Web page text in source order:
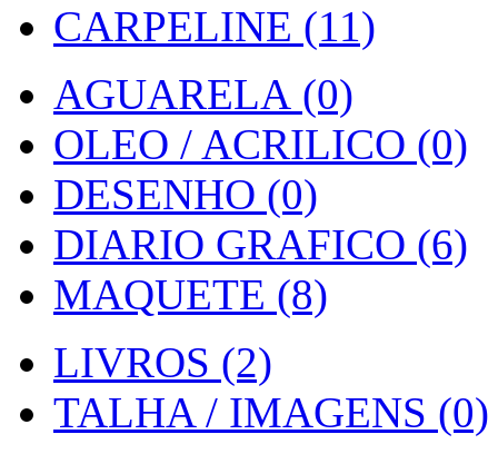
CARPELINE (11)
AGUARELA (0)
OLEO / ACRILICO (0)
DESENHO (0)
DIARIO GRAFICO (6)
MAQUETE (8)
LIVROS (2)
TALHA / IMAGENS (0)